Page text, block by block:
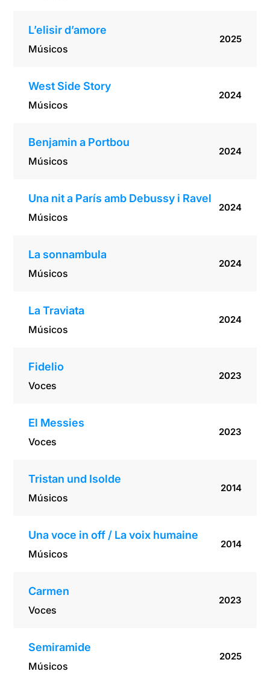
L’elisir d’amore
Músicos
2025
West Side Story
Músicos
2024
Benjamin a Portbou
Músicos
2024
Una nit a París amb Debussy i Ravel
Músicos
2024
La sonnambula
Músicos
2024
La Traviata
Músicos
2024
Fidelio
Voces
2023
El Messies
Voces
2023
Tristan und Isolde
Músicos
2014
Una voce in off / La voix humaine
Músicos
2014
Carmen
Voces
2023
Semiramide
Músicos
2025